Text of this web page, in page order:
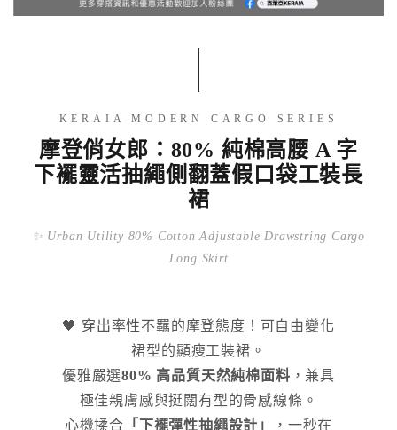
KERAIA MODERN CARGO SERIES
摩登俏女郎：80% 純棉高腰 A 字
下襬靈活抽繩側翻蓋假口袋工裝長
裙
✨ Urban Utility 80% Cotton Adjustable Drawstring Cargo
Long Skirt
🖤 穿出率性不羈的摩登態度！可自由變化
裙型的顯瘦工裝裙。
優雅嚴選80% 高品質天然純棉面料 ，兼具
極佳親膚感與挺闊有型的骨感線條。
心機揉合 「下襬彈性抽繩設計」 ，一秒在